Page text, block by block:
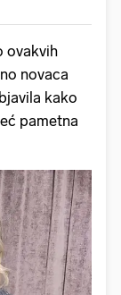
ovakvih
novaca
kako
pametna